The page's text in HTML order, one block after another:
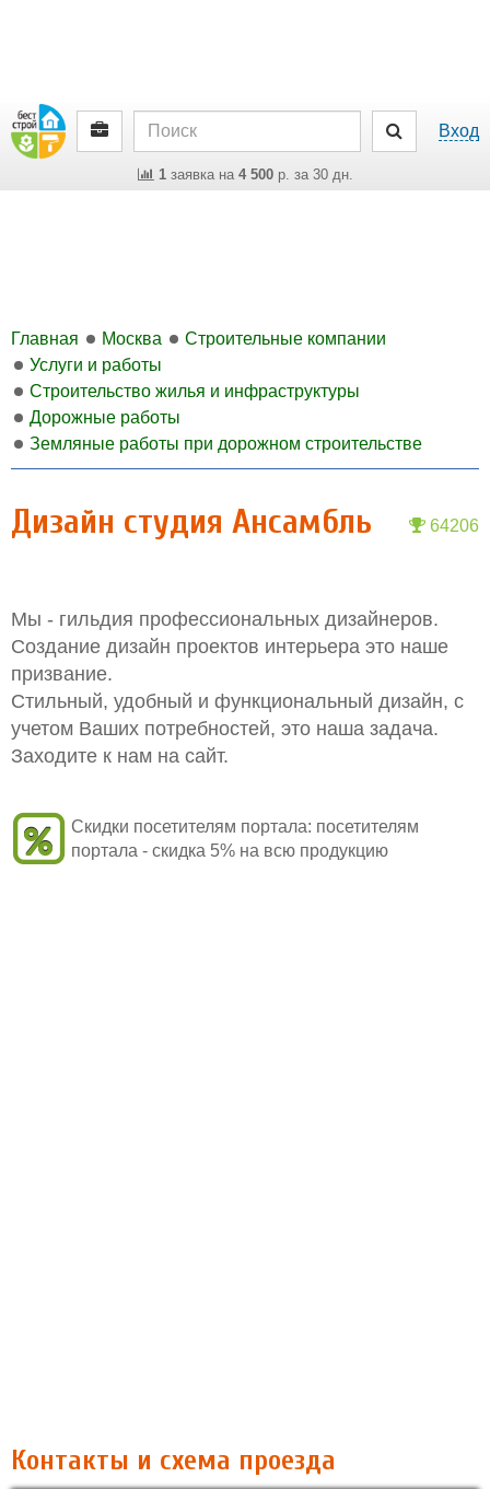
Вход
1заявка на 4 500р. за 30 дн.
Главная Москва
Строительные компании
Услуги и работы
Строительство жилья и инфраструктуры
Дорожные работы
Земляные работы при дорожном строительстве
64206
Дизайн студия Ансамбль
Мы - гильдия профессиональных дизайнеров.
Создание дизайн проектов интерьера это наше
призвание.
Стильный, удобный и функциональный дизайн, с
учетом Ваших потребностей, это наша задача.
Заходите к нам на сайт.
Скидки посетителям портала: посетителям
портала - скидка 5% на всю продукцию
Контакты и схема проезда